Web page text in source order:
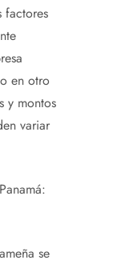
factores
en otro
y montos
variar
se